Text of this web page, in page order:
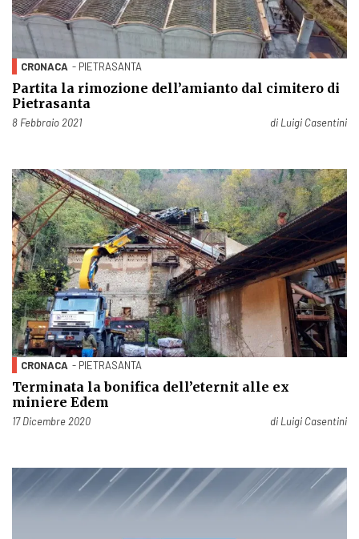
CRONACA - PIETRASANTA
Partita la rimozione dell’amianto dal cimitero di
Pietrasanta
Pubblicato il
8 Febbraio 2021 di Luigi Casentini
CRONACA - PIETRASANTA
Terminata la bonifica dell’eternit alle ex
miniere Edem
Pubblicato il
17 Dicembre 2020 di Luigi Casentini